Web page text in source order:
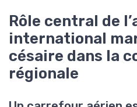
Rôle central de
international
césaire dans la
régionale